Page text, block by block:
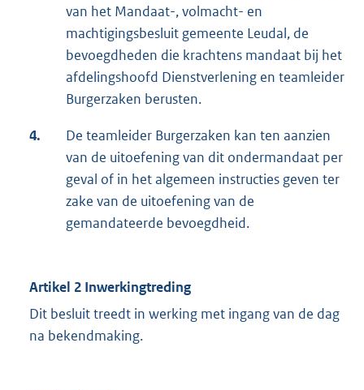
van het Mandaat-, volmacht- en
machtigingsbesluit gemeente Leudal, de
bevoegdheden die krachtens mandaat bij het
afdelingshoofd Dienstverlening en teamleider
Burgerzaken berusten.
4.
De teamleider Burgerzaken kan ten aanzien
van de uitoefening van dit ondermandaat per
geval of in het algemeen instructies geven ter
zake van de uitoefening van de
gemandateerde bevoegdheid.
Artikel 2 Inwerkingtreding
Dit besluit treedt in werking met ingang van de dag
na bekendmaking.